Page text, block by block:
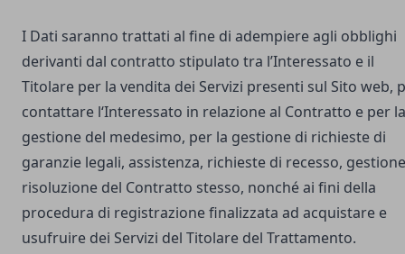
I Dati saranno trattati al fine di adempiere agli obblighi
derivanti dal contratto stipulato tra l’Interessato e il
Titolare per la vendita dei Servizi presenti sul Sito web,
contattare l‘Interessato in relazione al Contratto e per la
gestione del medesimo, per la gestione di richieste di
garanzie legali, assistenza, richieste di recesso,
risoluzione del Contratto stesso, nonché ai fini della
procedura di registrazione finalizzata ad acquistare e
usufruire dei Servizi del Titolare del Trattamento.